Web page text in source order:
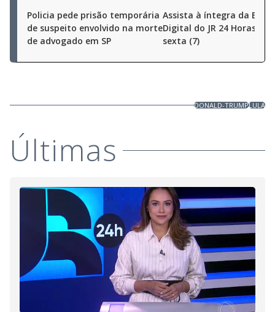
Policia pede prisão temporária
de suspeito envolvido na morte
de advogado em SP
Assista à íntegra da
Digital do JR 24 Horas
sexta (7)
DONALD-TRUMPLULA
Últimas